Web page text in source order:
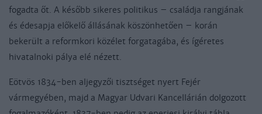
fogadta őt. A később sikeres politikus – családja rangjának
és édesapja előkelő állásának köszönhetően – korán
bekerült a reformkori közélet forgatagába, és ígéretes
hivatalnoki pálya elé nézett.
Eötvös 1834-ben aljegyzői tisztséget nyert Fejér
vármegyében, majd a Magyar Udvari Kancellárián dolgozott